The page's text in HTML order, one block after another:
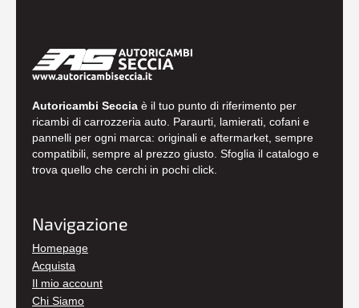
Autoricambi Seccia è il tuo punto di riferimento per
ricambi di carrozzeria auto. Paraurti, lamierati, cofani e
pannelli per ogni marca: originali e aftermarket, sempre
compatibili, sempre al prezzo giusto. Sfoglia il catalogo e
trova quello che cerchi in pochi click.
Navigazione
Homepage
Acquista
Il mio account
Chi Siamo